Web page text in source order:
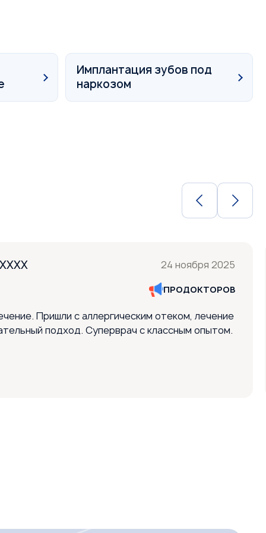
Имплантация зубов под
наркозом
24 ноября 2025
ПРОДОКТОРОВ
Пришли с аллергическим отеком, лечение
подход. Суперврач с классным опытом.